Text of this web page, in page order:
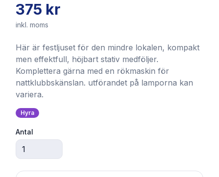
375 kr
inkl. moms
Här är festljuset för den mindre lokalen, kompakt
men effektfull, höjbart stativ medföljer.
Komplettera gärna med en rökmaskin för
nattklubbskänslan. utförandet på lamporna kan
variera.
Hyra
Antal